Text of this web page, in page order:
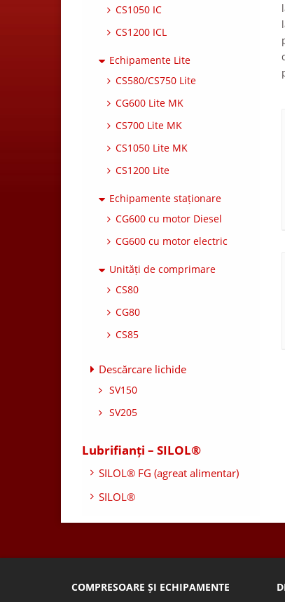
CS1050 IC
CS1200 ICL
Echipamente Lite
CS580/CS750 Lite
CG600 Lite MK
CS700 Lite MK
CS1050 Lite MK
CS1200 Lite
Echipamente staționare
CG600 cu motor Diesel
CG600 cu motor electric
Unități de comprimare
CS80
CG80
CS85
Descărcare lichide
SV150
SV205
Lubrifianți – SILOL®
SILOL® FG (agreat alimentar)
SILOL®
COMPRESOARE ȘI ECHIPAMENTE